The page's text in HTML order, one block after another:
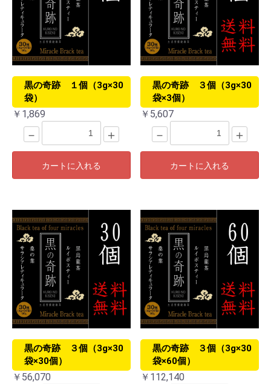
黒の奇跡 １個（3g×30
袋）
￥1,869
－ ＋
カートに入れる
黒の奇跡 ３個（3g×30
袋×3個）
￥5,607
－ ＋
カートに入れる
黒の奇跡 ３個（3g×30
袋×30個）
￥56,070
黒の奇跡 ３個（3g×30
袋×60個）
￥112,140